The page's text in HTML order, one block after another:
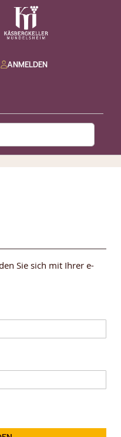
ANMELDEN
Sie sich mit Ihrer e-